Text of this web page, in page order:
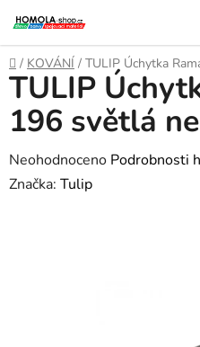
na
obsah
Domů
/ KOVÁNÍ / TULIP Úchytka
TULIP
196 světlá
Průměrné
hodnocení
Neohodnoceno Podrobnosti
Značka: Tulip